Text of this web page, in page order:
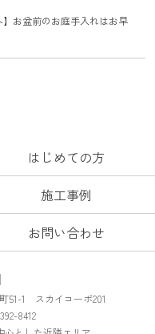
】お盆前のお庭手入れはお早
はじめての方
施工事例
お問い合わせ
51-1 スカイコーポ201
8412